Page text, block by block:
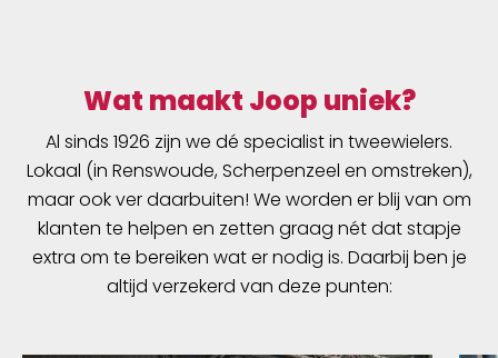
Wat maakt Joop uniek?
Al sinds 1926 zijn we dé specialist in tweewielers.
Lokaal (in Renswoude, Scherpenzeel en omstreken),
maar ook ver daarbuiten! We worden er blij van om
klanten te helpen en zetten graag nét dat stapje
extra om te bereiken wat er nodig is. Daarbij ben je
altijd verzekerd van deze punten: